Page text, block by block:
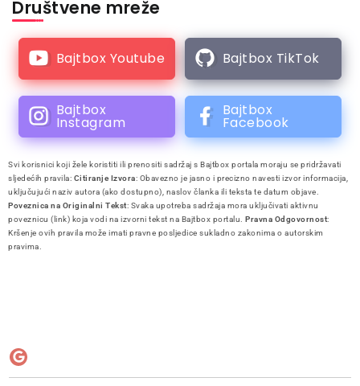
Društvene mreže
Bajtbox Youtube Bajtbox TikTok
Bajtbox
Instagram
Bajtbox
Facebook
Svi korisnici koji žele koristiti ili prenositi sadržaj s Bajtbox portala moraju se pridržavati
sljedećih pravila: Citiranje Izvora: Obavezno je jasno i precizno navesti izvor informacija,
uključujući naziv autora (ako dostupno), naslov članka ili teksta te datum objave.
Poveznica na Originalni Tekst: Svaka upotreba sadržaja mora uključivati aktivnu
poveznicu (link) koja vodi na izvorni tekst na Bajtbox portalu. Pravna Odgovornost:
Kršenje ovih pravila može imati pravne posljedice sukladno zakonima o autorskim
pravima.